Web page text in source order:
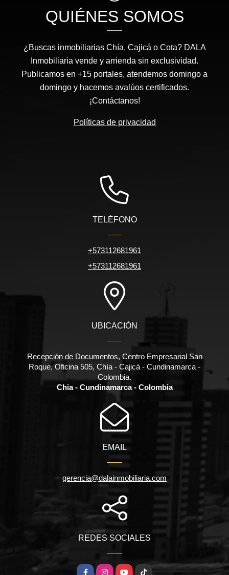
QUIÉNES SOMOS
¿Buscas inmobiliarias Chía, Cajicá o Cota? DALA
Inmobiliaria vende y arrienda sin exclusividad.
Publicamos en +15 portales, atendemos domingo a
domingo y hacemos avalúos certificados.
¡Contáctanos!
Políticas de privacidad
TELÉFONO
+573112681961
+573112681961
UBICACIÓN
Recepción de Documentos, Centro Empresarial San
Roque, Oficina 505, Chía - Cajicá - Cundinamarca -
Colombia.
Chia - Cundinamarca - Colombia
EMAIL
gerencia@dalainmobiliaria.com
REDES SOCIALES
FacebookInstagramYouTube
TikTok